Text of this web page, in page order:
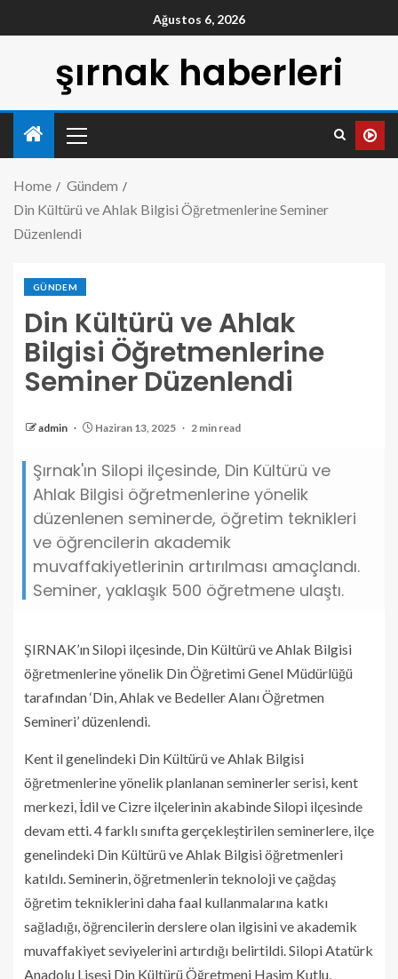
Ağustos 6, 2026
şırnak haberleri
Home
Gündem
Din Kültürü ve Ahlak Bilgisi Öğretmenlerine Seminer
Düzenlendi
GÜNDEM
Din Kültürü ve Ahlak
Bilgisi Öğretmenlerine
Seminer Düzenlendi
admin Haziran 13, 2025 2 min read
Şırnak'ın Silopi ilçesinde, Din Kültürü ve
Ahlak Bilgisi öğretmenlerine yönelik
düzenlenen seminerde, öğretim teknikleri
ve öğrencilerin akademik
muvaffakiyetlerinin artırılması amaçlandı.
Seminer, yaklaşık 500 öğretmene ulaştı.
ŞIRNAK’ın Silopi ilçesinde, Din Kültürü ve Ahlak Bilgisi
öğretmenlerine yönelik Din Öğretimi Genel Müdürlüğü
tarafından ‘Din, Ahlak ve Bedeller Alanı Öğretmen
Semineri’ düzenlendi.
Kent il genelindeki Din Kültürü ve Ahlak Bilgisi
öğretmenlerine yönelik planlanan seminerler serisi, kent
merkezi, İdil ve Cizre ilçelerinin akabinde Silopi ilçesinde
devam etti. 4 farklı sınıfta gerçekleştirilen seminerlere, ilçe
genelindeki Din Kültürü ve Ahlak Bilgisi öğretmenleri
katıldı. Seminerin, öğretmenlerin teknoloji ve çağdaş
öğretim tekniklerini daha faal kullanmalarına katkı
sağladığı, öğrencilerin derslere olan ilgisini ve akademik
muvaffakiyet seviyelerini artırdığı belirtildi. Silopi Atatürk
Anadolu Lisesi Din Kültürü Öğretmeni Haşim Kutlu,